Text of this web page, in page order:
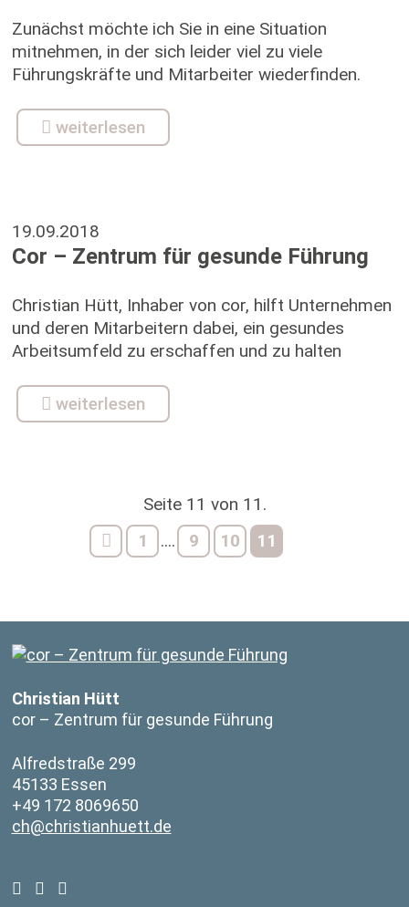
Zunächst möchte ich Sie in eine Situation
mitnehmen, in der sich leider viel zu viele
Führungskräfte und Mitarbeiter wiederfinden.
weiterlesen
19.09.2018
Cor – Zentrum für gesunde Führung
Christian Hütt, Inhaber von cor, hilft Unternehmen
und deren Mitarbeitern dabei, ein gesundes
Arbeitsumfeld zu erschaffen und zu halten
weiterlesen
Seite 11 von 11.
1
.... 9 10 11
Christian Hütt
cor – Zentrum für gesunde Führung
Alfredstraße 299
45133 Essen
+49 172 8069650
ch@christianhuett.de